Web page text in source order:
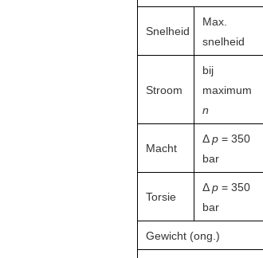
Snelheid
Max.
snelheid
Stroom
bij
maximum
n
Macht
Δp = 350
bar
Torsie
Δp = 350
bar
Gewicht (ong.)